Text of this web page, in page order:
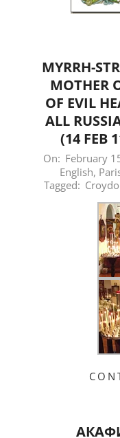
MYRRH-
MOTHER
OF EVIL
ALL
(14 FEB
2011-
15
On: February
English,
Tagged: